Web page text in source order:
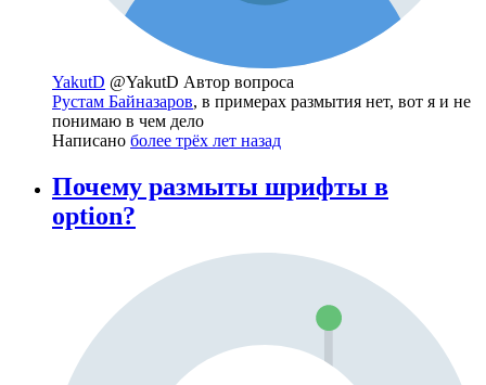
YakutD @YakutD Автор вопроса
Рустам Байназаров, в примерах размытия нет, вот я и не
понимаю в чем дело
Написано более трёх лет назад
Почему размыты шрифты в
option?